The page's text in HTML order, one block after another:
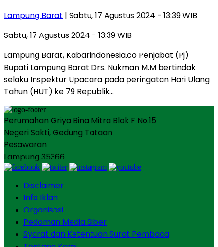
Lampung Barat | Sabtu, 17 Agustus 2024 - 13:39 WIB
Sabtu, 17 Agustus 2024 - 13:39 WIB
Lampung Barat, Kabarindonesia.co Penjabat (Pj)
Bupati Lampung Barat Drs. Nukman M.M bertindak
selaku Inspektur Upacara pada peringatan Hari Ulang
Tahun (HUT) ke 79 Republik…
Perumahan Griya Bina Mitra Blok F No.15
Negeri Sakti, Gedung Tataan
Pesawaran
Lampung 35366
Disclaimer
Info Iklan
Organisasi
Pedoman Media Siber
Syarat dan Ketentuan Surat Pembaca